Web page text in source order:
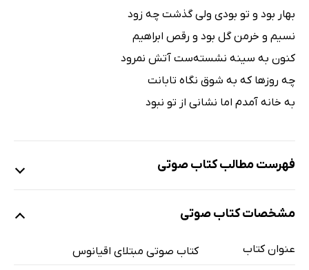
بهار بود و تو بودی ولی گذشت چه زود
نسیم و خرمن گل بود و رقص ابراهیم
کنون به سینه نشسته‌ست آتش نمرود
چه روزها که به شوق نگاه تابانت
به خانه آمدم اما نشانی از تو نبود
فهرست مطالب کتاب صوتی
نمونه
معرفی
مشخصات کتاب صوتی
عنوان کتاب
کتاب صوتی مبتلای اقیانوس